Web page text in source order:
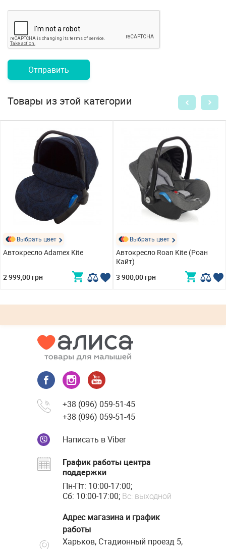
Отправить
Товары из этой категории
Выбрать цвет
Автокресло Adamex Kite
2 999,00 грн
Выбрать цвет
Автокресло Roan Kite (Роан
Кайт)
3 900,00 грн
+38 (096) 059-51-45
+38 (096) 059-51-45
Написать в Viber
График работы центра
поддержки
Пн-Пт: 10:00-17:00;
Сб: 10:00-17:00; Вс: выходной
Адрес магазина и график
работы
Харьков, Стадионный проезд 5,